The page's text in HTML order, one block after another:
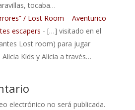
tocaba…
/ Lost Room – Aventurico
escapers - […] visitado en el
Lost room) para jugar
Kids y Alicia a través…
electrónico no será publicada.